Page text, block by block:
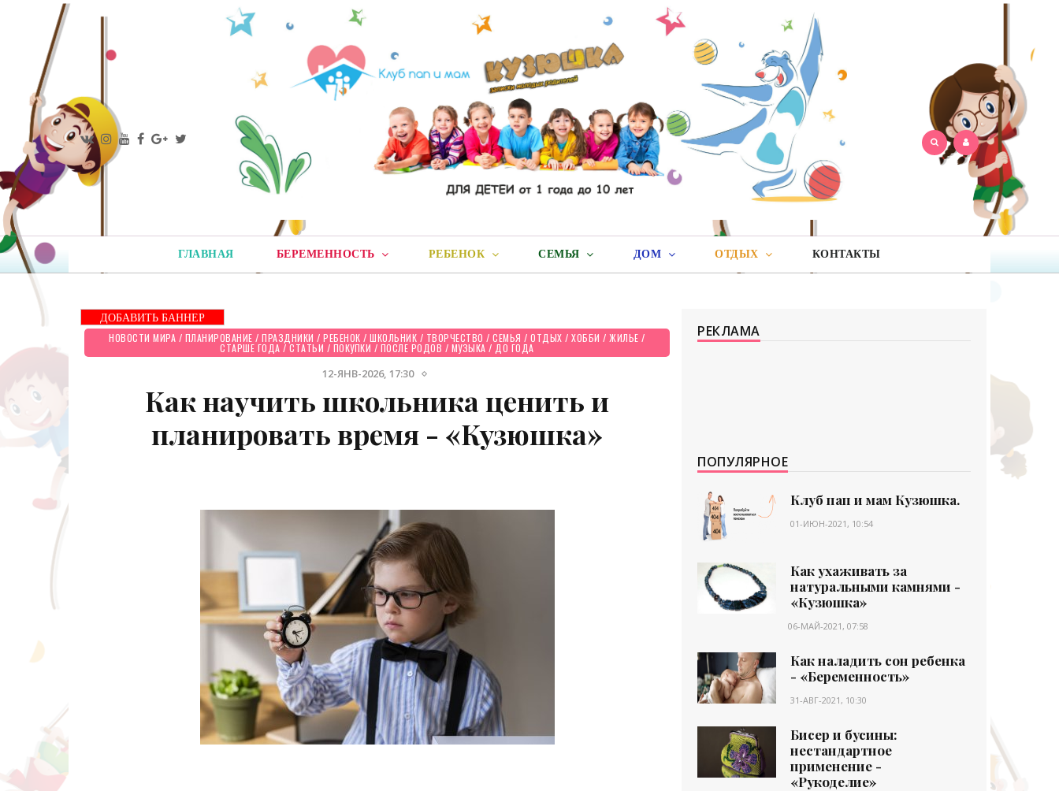
ГЛАВНАЯ БЕРЕМЕННОСТЬ РЕБЕНОК СЕМЬЯ ДОМ ОТДЫХ КОНТАКТЫ
ДОБАВИТЬ БАННЕР
НОВОСТИ МИРА / ПЛАНИРОВАНИЕ /ПРАЗДНИКИ /РЕБЕНОК /ШКОЛЬНИК / ТВОРЧЕСТВО /СЕМЬЯ /ОТДЫХ /ХОББИ /ЖИЛЬЕ /
СТАРШЕ ГОДА /СТАТЬИ / ПОКУПКИ / ПОСЛЕ РОДОВ / МУЗЫКА / ДО ГОДА
12-ЯНВ-2026, 17:30
Как научить школьника ценить и
планировать время - «Кузюшка»
РЕКЛАМА
ПОПУЛЯРНОЕ
Клуб пап и мам Кузюшка.
01-ИЮН-2021, 10:54
Как ухаживать за
натуральными камнями -
«Кузюшка»
06-МАЙ-2021, 07:58
Как наладить сон ребенка
- «Беременность»
31-АВГ-2021, 10:30
Бисер и бусины:
нестандартное
применение -
«Рукоделие»